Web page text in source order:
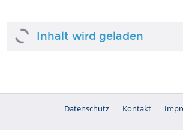
KAPITEL
Fotografie